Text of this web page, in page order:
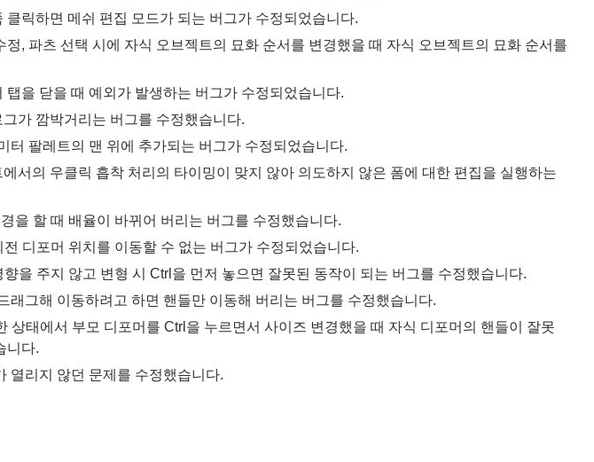
릭하면 메쉬 편집 모드가 되는 버그가 수정되었습니다.
, 파츠 선택 시에 자식 오브젝트의 묘화 순서를 변경했을 때 자식 오브젝트의 묘화 순서를
을 닫을 때 예외가 발생하는 버그가 수정되었습니다.
가 깜박거리는 버그를 수정했습니다.
터 팔레트의 맨 위에 추가되는 버그가 수정되었습니다.
서의 우클릭 흡착 처리의 타이밍이 맞지 않아 의도하지 않은 폼에 대한 편집을 실행하는
을 할 때 배율이 바뀌어 버리는 버그를 수정했습니다.
디포머 위치를 이동할 수 없는 버그가 수정되었습니다.
을 주지 않고 변형 시 Ctrl을 먼저 놓으면 잘못된 동작이 되는 버그를 수정했습니다.
래그해 이동하려고 하면 핸들만 이동해 버리는 버그를 수정했습니다.
상태에서 부모 디포머를 Ctrl을 누르면서 사이즈 변경했을 때 자식 디포머의 핸들이 잘못
니다.
열리지 않던 문제를 수정했습니다.